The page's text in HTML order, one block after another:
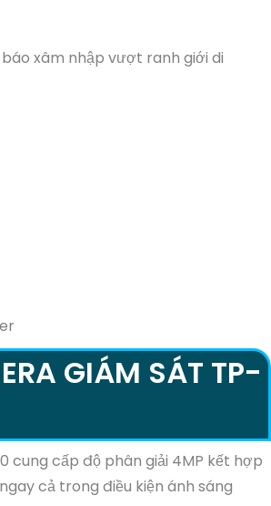
xâm nhập vượt ranh giới di
GIÁM SÁT TP-
cung cấp độ phân giải 4MP kết hợp
cả trong điều kiện ánh sáng